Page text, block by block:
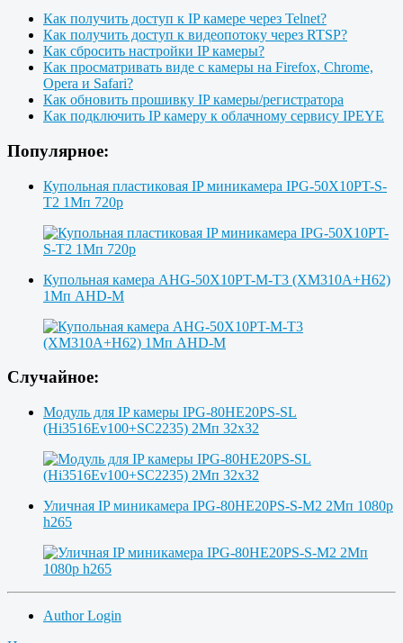
Как получить доступ к IP камере через Telnet?
Как получить доступ к видеопотоку через RTSP?
Как сбросить настройки IP камеры?
Как просматривать виде с камеры на Firefox, Chrome,
Opera и Safari?
Как обновить прошивку IP камеры/регистратора
Как подключить IP камеру к облачному сервису IPEYE
Популярное:
Купольная пластиковая IP миникамера IPG-50X10PT-S-
T2 1Мп 720p
Купольная камера AHG-50X10PT-M-T3 (XM310A+H62)
1Мп AHD-M
Случайное:
Модуль для IP камеры IPG-80HE20PS-SL
(Hi3516Ev100+SC2235) 2Мп 32x32
Уличная IP миникамера IPG-80HE20PS-S-M2 2Мп 1080p
h265
Author Login